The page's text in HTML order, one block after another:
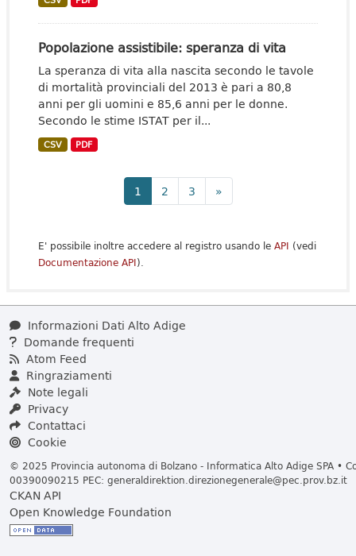
Popolazione assistibile: speranza di vita
La speranza di vita alla nascita secondo le tavole
di mortalità provinciali del 2013 è pari a 80,8
anni per gli uomini e 85,6 anni per le donne.
Secondo le stime ISTAT per il...
CSV PDF
1 2 3 »
E' possibile inoltre accedere al registro usando le API (vedi
Documentazione API).
Informazioni Dati Alto Adige
Domande frequenti
Atom Feed
Ringraziamenti
Note legali
Privacy
Contattaci
Cookie
© 2025 Provincia autonoma di Bolzano - Informatica Alto Adige SPA •
00390090215 PEC: generaldirektion.direzionegenerale@pec.prov.bz.it
CKAN API
Open Knowledge Foundation